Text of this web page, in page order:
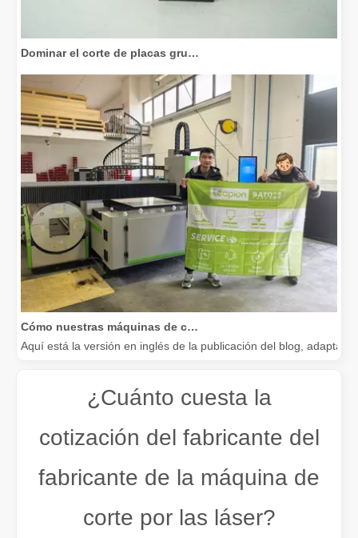
Dominar el corte de placas gruesas: cómo las máquinas de corte por láser de fibra revolucionan la fabricación
Cómo nuestras máquinas de corte por láser están fortaleciendo la fabricación mexicana
Aquí está la versión en inglés de la publicación del blog,
¿Cuánto cuesta la
cotización del fabricante del
fabricante de la máquina de
corte por las láser?